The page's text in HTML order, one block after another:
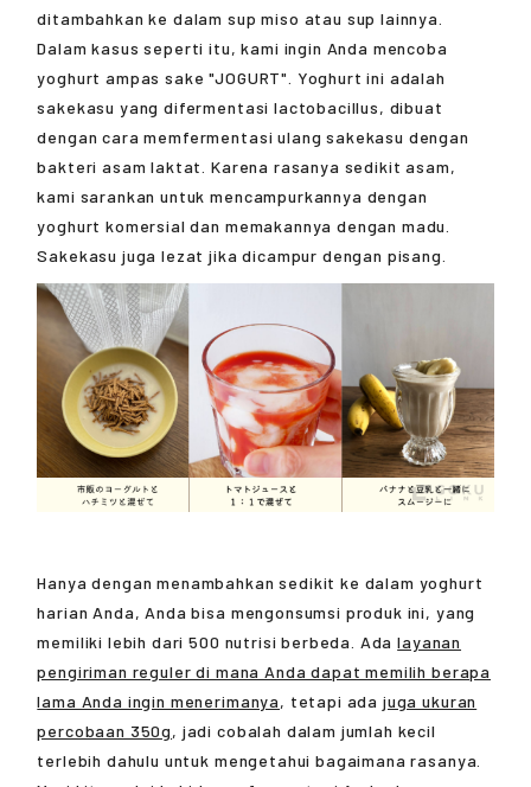
ditambahkan ke dalam sup miso atau sup lainnya.
Dalam kasus seperti itu, kami ingin Anda mencoba
yoghurt ampas sake "JOGURT". Yoghurt ini adalah
sakekasu yang difermentasi lactobacillus, dibuat
dengan cara memfermentasi ulang sakekasu dengan
bakteri asam laktat. Karena rasanya sedikit asam,
kami sarankan untuk mencampurkannya dengan
yoghurt komersial dan memakannya dengan madu.
Sakekasu juga lezat jika dicampur dengan pisang.
Hanya dengan menambahkan sedikit ke dalam yoghurt
harian Anda, Anda bisa mengonsumsi produk ini, yang
memiliki lebih dari 500 nutrisi berbeda. Adalayanan
pengiriman reguler di mana Anda dapat memilih berapa
lama Anda ingin menerimanya, tetapi ada juga ukuran
percobaan 350g, jadi cobalah dalam jumlah kecil
terlebih dahulu untuk mengetahui bagaimana rasanya.